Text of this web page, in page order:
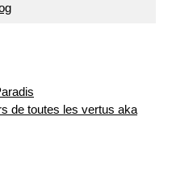
de toutes les vertus aka